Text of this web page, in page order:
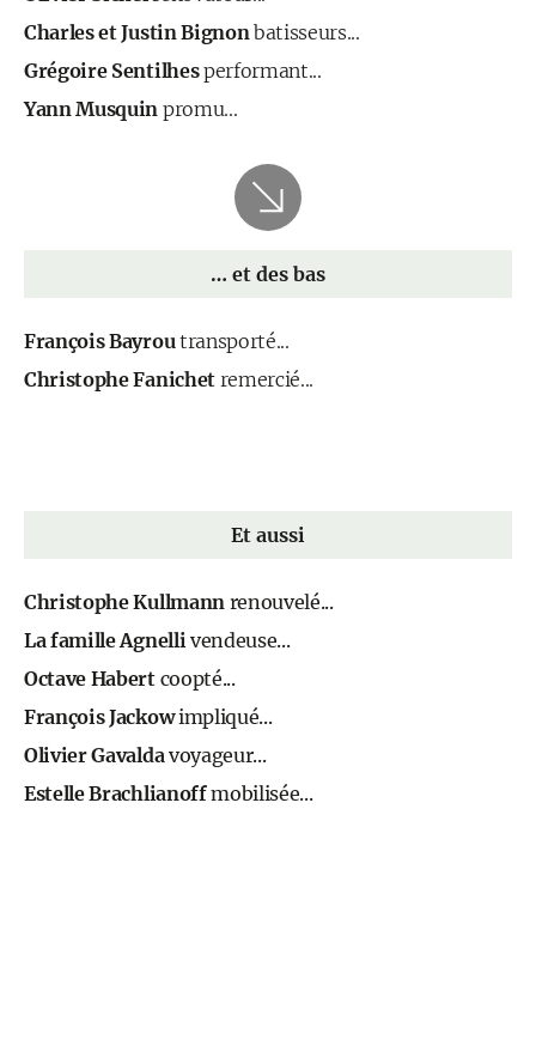
Charles et Justin Bignonbatisseurs...
Grégoire Sentilhesperformant...
Yann Musquin promu...
… et des bas
François Bayroutransporté...
Christophe Fanichetremercié...
Et aussi
Christophe Kullmannrenouvelé...
La famille Agnellivendeuse...
Octave Habertcoopté...
François Jackowimpliqué...
Olivier Gavaldavoyageur...
Estelle Brachlianoffmobilisée...